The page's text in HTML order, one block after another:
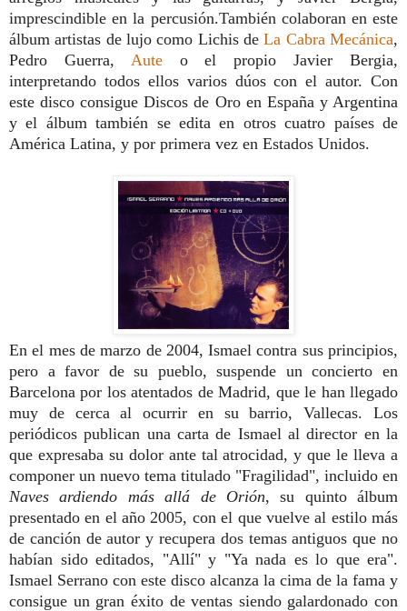
imprescindible en la percusión.También colaboran en este
álbum artistas de lujo como Lichis deLa Cabra Mecánica,
Pedro Guerra, Aute o el propio Javier Bergia,
interpretando todos ellos varios dúos con el autor. Con
este disco consigue Discos de Oro en España y Argentina
y el álbum también se edita en otros cuatro países de
América Latina, y por primera vez en Estados Unidos.
En el mes de marzo de 2004, Ismael contra sus principios,
pero a favor de su pueblo, suspende un concierto en
Barcelona por los atentados de Madrid, que le han llegado
muy de cerca al ocurrir en su barrio, Vallecas. Los
periódicos publican una carta de Ismael al director en la
que expresaba su dolor ante tal atrocidad, y que le lleva a
componer un nuevo tema titulado "Fragilidad", incluido en
Naves ardiendo más allá de Orión, su quinto álbum
presentado en el año 2005, con el que vuelve al estilo más
de canción de autor y recupera dos temas antiguos que no
habían sido editados, "Allí" y "Ya nada es lo que era".
Ismael Serrano con este disco alcanza la cima de la fama y
consigue un gran éxito de ventas siendo galardonado con